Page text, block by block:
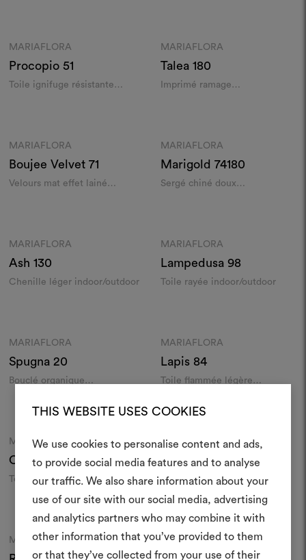
THIS WEBSITE USES COOKIES
We use cookies to personalise content and ads,
to provide social media features and to analyse
our traffic. We also share information about your
use of our site with our social media, advertising
and analytics partners who may combine it with
other information that you’ve provided to them
or that they’ve collected from your use of their
MARIAFLORA
Procopio 51
Toile ignifuge résistante
MARIAFLORA
Talea 180
Imprimé ramage
MARIAFLORA
Boujee Velvet71
Velours mat effet lainé
MARIAFLORA
Marigold 74180
Sergé chiné doux
MARIAFLORA
Ash130
Chenille léger indoor/outdoor
MARIAFLORA
Lampedusa 98
Toile rayée indoor/outdoor
MARIAFLORA
Spugna20
Bouclé organique
MARIAFLORA
Lapis 84
Toile flammée légère
Moodboard
Couleurs
MARIAFLORA
Camaleonte70
Toile chinée texturée
indoor/outdoor
Moodboard
MARIAFLORA
Caleidoscopio100
Jacquard géométrique
indoor/outdoor
Moodboard
MARIAFLORA Moodboard
Couleurs
MARIAFLORA
Créer
Un instrument interactif
à vos idées et les partager,
des matériaux et des